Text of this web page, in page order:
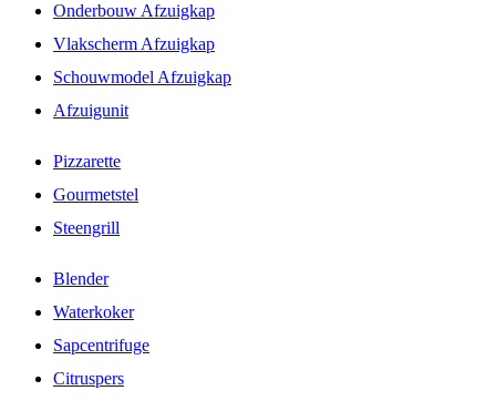
Onderbouw Afzuigkap
Vlakscherm Afzuigkap
Schouwmodel Afzuigkap
Afzuigunit
Pizzarette
Gourmetstel
Steengrill
Blender
Waterkoker
Sapcentrifuge
Citruspers